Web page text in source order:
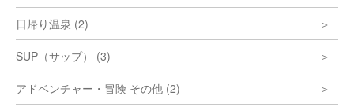
日帰り温泉 (2)
SUP（サップ） (3)
アドベンチャー・冒険 その他 (2)